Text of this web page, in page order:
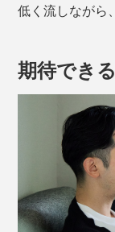
低く流しながら
期待でき